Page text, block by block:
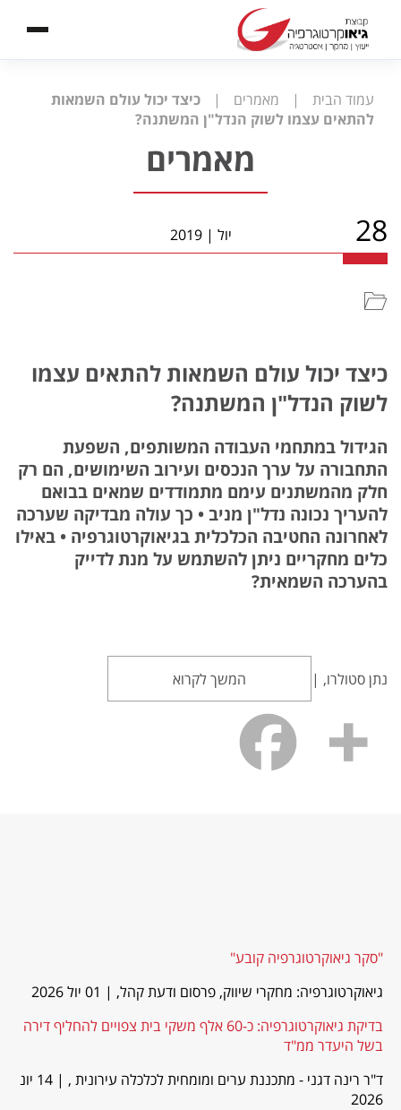
עמוד הבית | מאמרים |
כיצד יכול עולם השמאות
להתאים עצמו לשוק הנדל"ן המשתנה?
מאמרים
28 יול |
2019
כיצד יכול עולם השמאות להתאים עצמו
לשוק הנדל"ן המשתנה?
הגידול במתחמי העבודה המשותפים, השפעת
התחבורה על ערך הנכסים ועירוב השימושים, הם רק
חלק מהמשתנים עימם מתמודדים שמאים בבואם
להעריך נכונה נדל"ן מניב • כך עולה מבדיקה שערכה
לאחרונה החטיבה הכלכלית בגיאוקרטוגרפיה • באילו
כלים מחקריים ניתן להשתמש על מנת לדייק
בהערכה השמאית?
נתן סטולרו, | המשך לקרוא
"סקר גיאוקרטוגרפיה קובע"
גיאוקרטוגרפיה: מחקרי שיווק, פרסום ודעת קהל, | 01 יול 2026
בדיקת גיאוקרטוגרפיה: כ-60 אלף משקי בית צפויים להחליף דירה
בשל היעדר ממ"ד
ד"ר רינה דגני - מתכננת ערים ומומחית לכלכלה עירונית ,
| 14 יונ
2026